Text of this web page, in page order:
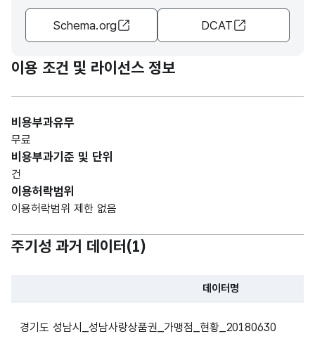
Schema.org DCAT
이용 조건 및 라이선스 정보
비용부과유무
무료
비용부과기준 및 단위
건
이용허락범위
이용허락범위 제한 없음
주기성 과거 데이터(1)
데이터명
경기도 성남시_성남사랑상품권_가맹점_현황_20180630